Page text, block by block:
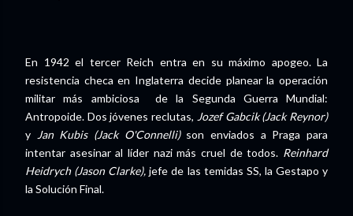
En 1942 el tercer Reich entra en su máximo apogeo. La
resistencia checa en Inglaterra decide planear la operación
militar más ambiciosa de la Segunda Guerra Mundial:
Antropoide. Dos jóvenes reclutas, Jozef Gabcik (Jack Reynor)
y Jan Kubis (Jack O'Connelli)son enviados a Praga para
intentar asesinar al líder nazi más cruel de todos. Reinhard
Heidrych (Jason Clarke), jefe de las temidas SS, la Gestapo y
la Solución Final.